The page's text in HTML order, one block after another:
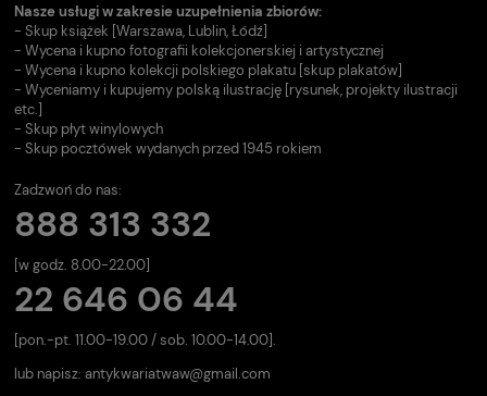
Nasze usługi w zakresie uzupełnienia zbiorów:
- Skup książek [Warszawa, Lublin, Łódź]
- Wycena i kupno fotografii kolekcjonerskiej i artystycznej
- Wycena i kupno kolekcji polskiego plakatu [skup plakatów]
- Wyceniamy i kupujemy polską ilustrację [rysunek, projekty ilustracji
etc.]
- Skup płyt winylowych
- Skup pocztówek wydanych przed 1945 rokiem
Zadzwoń do nas:
888 313 332
[w godz. 8.00-22.00]
22 646 06 44
[pon.-pt. 11.00-19.00 / sob. 10.00-14.00].
lub napisz: antykwariatwaw@gmail.com